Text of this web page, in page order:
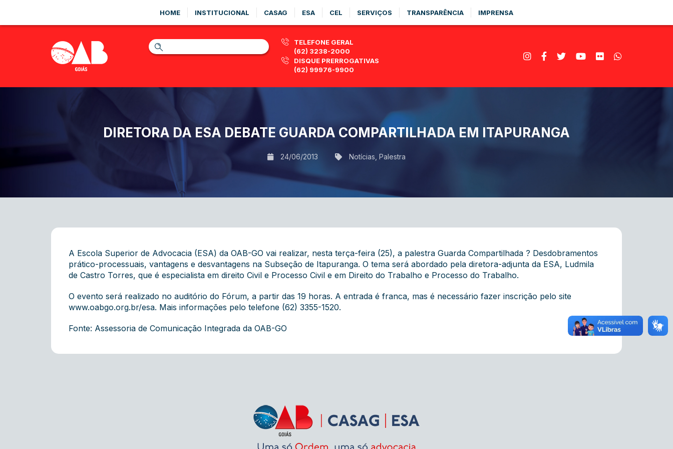
HOME INSTITUCIONAL CASAG ESA CEL SERVIÇOS TRANSPARÊNCIA IMPRENSA
TELEFONE GERAL
(62) 3238-2000
DISQUE PRERROGATIVAS
(62) 99976-9900
DIRETORA DA ESA DEBATE GUARDA COMPARTILHADA EM ITAPURANGA
24/06/2013 Notícias Palestra
A Escola Superior de Advocacia (ESA) da OAB-GO vai realizar, nesta terça-feira (25), a palestra Guarda Compartilhada ? Desdobramentos
prático-processuais, vantagens e desvantagens na Subseção de Itapuranga. O tema será abordado pela diretora-adjunta da ESA, Ludmila
de Castro Torres, que é especialista em direito Civil e Processo Civil e em Direito do Trabalho e Processo do Trabalho.
O evento será realizado no auditório do Fórum, a partir das 19 horas. A entrada é franca, mas é necessário fazer inscrição pelo site
www.oabgo.org.br/esa. Mais informações pelo telefone (62) 3355-1520.
Fonte: Assessoria de Comunicação Integrada da OAB-GO